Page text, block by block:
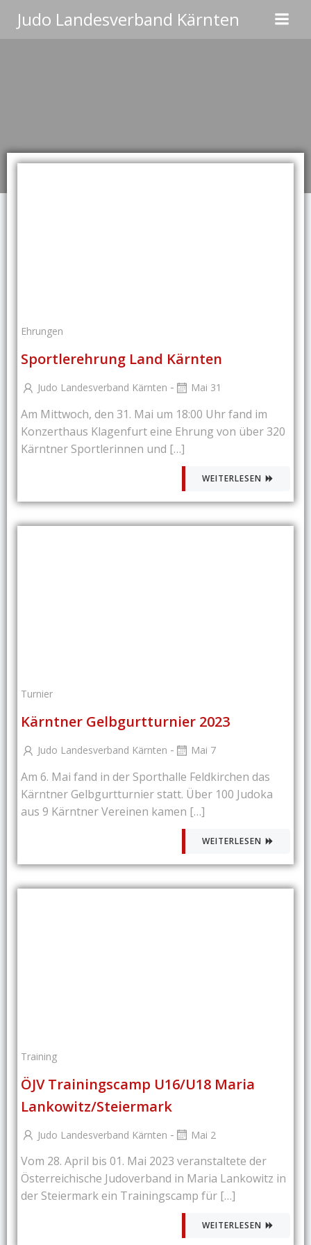
Inhalt
Judo Landesverband Kärnten
Ehrungen
Sportlerehrung Land Kärnten
Judo Landesverband Kärnten - Mai 31
Am Mittwoch, den 31. Mai um 18:00 Uhr fand im
Konzerthaus Klagenfurt eine Ehrung von über 320
Kärntner Sportlerinnen und […]
WEITERLESEN
Turnier
Kärntner Gelbgurtturnier 2023
Judo Landesverband Kärnten - Mai 7
Am 6. Mai fand in der Sporthalle Feldkirchen das
Kärntner Gelbgurtturnier statt. Über 100 Judoka
aus 9 Kärntner Vereinen kamen […]
WEITERLESEN
Training
ÖJV Trainingscamp U16/U18 Maria
Lankowitz/Steiermark
Judo Landesverband Kärnten - Mai 2
Vom 28. April bis 01. Mai 2023 veranstaltete der
Österreichische Judoverband in Maria Lankowitz in
der Steiermark ein Trainingscamp für […]
WEITERLESEN